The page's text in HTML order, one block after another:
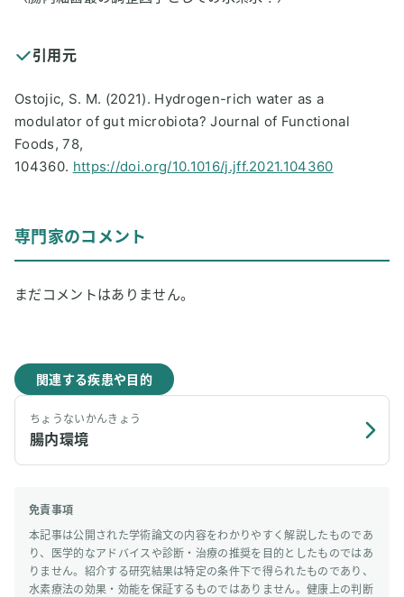
引用元
Ostojic, S. M. (2021). Hydrogen-rich water as a
modulator of gut microbiota? Journal of Functional
Foods, 78,
104360. https://doi.org/10.1016/j.jff.2021.104360
専門家のコメント
まだコメントはありません。
関連する疾患や目的
ちょうないかんきょう
腸内環境
免責事項
本記事は公開された学術論文の内容をわかりやすく解説したものであ
り、医学的なアドバイスや診断・治療の推奨を目的としたものではあ
りません。紹介する研究結果は特定の条件下で得られたものであり、
水素療法の効果・効能を保証するものではありません。健康上の判断